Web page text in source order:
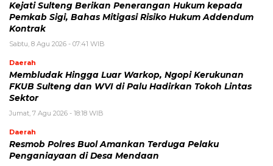
Kejati Sulteng Berikan Penerangan Hukum kepada
Pemkab Sigi, Bahas Mitigasi Risiko Hukum Addendum
Kontrak
Sabtu, 8 Agu 2026 - 07:41 WIB
Daerah
Membludak Hingga Luar Warkop, Ngopi Kerukunan
FKUB Sulteng dan WVI di Palu Hadirkan Tokoh Lintas
Sektor
Jumat, 7 Agu 2026 - 18:18 WIB
Daerah
Resmob Polres Buol Amankan Terduga Pelaku
Penganiayaan di Desa Mendaan